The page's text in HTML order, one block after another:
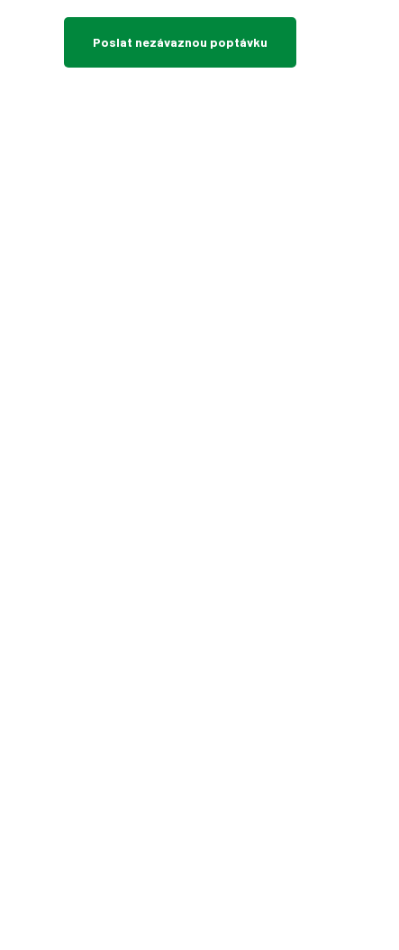
Poslat nezávaznou poptávku